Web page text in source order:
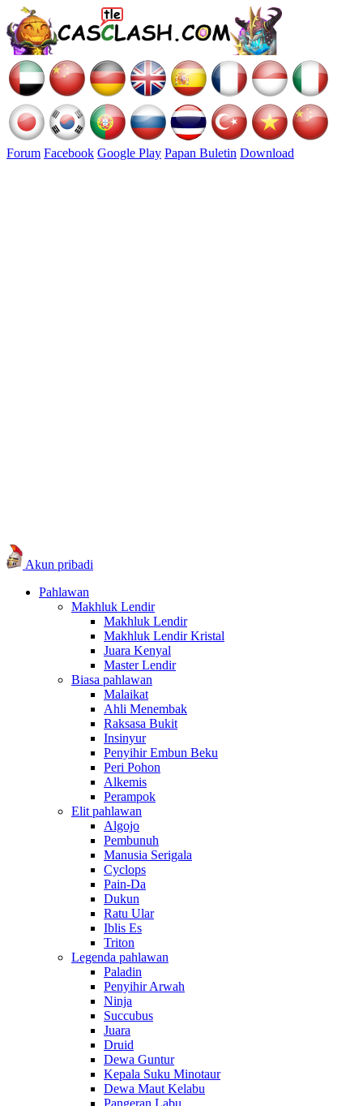
Forum Facebook Google Play Papan Buletin Download
Akun pribadi
Pahlawan
Makhluk Lendir
Makhluk Lendir
Makhluk Lendir Kristal
Juara Kenyal
Master Lendir
Biasa pahlawan
Malaikat
Ahli Menembak
Raksasa Bukit
Insinyur
Penyihir Embun Beku
Peri Pohon
Alkemis
Perampok
Elit pahlawan
Algojo
Pembunuh
Manusia Serigala
Cyclops
Pain-Da
Dukun
Ratu Ular
Iblis Es
Triton
Legenda pahlawan
Paladin
Penyihir Arwah
Ninja
Succubus
Juara
Druid
Dewa Guntur
Kepala Suku Minotaur
Dewa Maut Kelabu